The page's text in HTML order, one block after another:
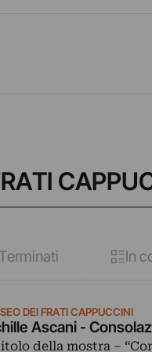
In
DEI FRATI CAPPUCCINI
Ascani -
della mostra –